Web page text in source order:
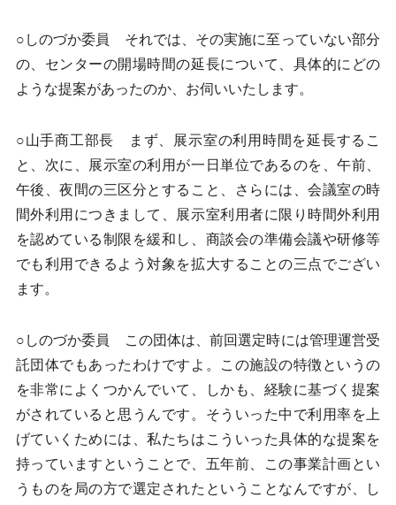
○しのづか委員 それでは、その実施に至っていない部分
の、センターの開場時間の延長について、具体的にどの
ような提案があったのか、お伺いいたします。
○山手商工部長 まず、展示室の利用時間を延長するこ
と、次に、展示室の利用が一日単位であるのを、午前、
午後、夜間の三区分とすること、さらには、会議室の時
間外利用につきまして、展示室利用者に限り時間外利用
を認めている制限を緩和し、商談会の準備会議や研修等
でも利用できるよう対象を拡大することの三点でござい
ます。
○しのづか委員 この団体は、前回選定時には管理運営受
託団体でもあったわけですよ。この施設の特徴というの
を非常によくつかんでいて、しかも、経験に基づく提案
がされていると思うんです。そういった中で利用率を上
げていくためには、私たちはこういった具体的な提案を
持っていますということで、五年前、この事業計画とい
うものを局の方で選定されたということなんですが、し